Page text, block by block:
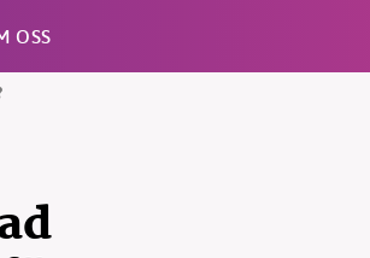
OSS